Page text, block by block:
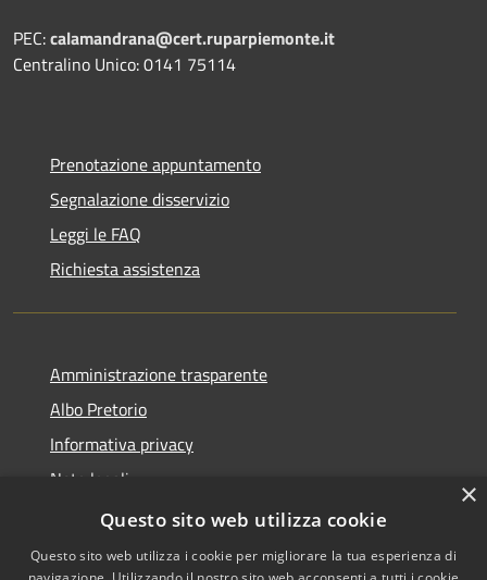
PEC:calamandrana@cert.ruparpiemonte.it
Centralino Unico: 0141 75114
Prenotazione appuntamento
Segnalazione disservizio
Leggi le FAQ
Richiesta assistenza
Amministrazione trasparente
Albo Pretorio
Informativa privacy
Note legali
Dichiarazione di accessibilità
×
Questo sito web utilizza cookie
Questo sito web utilizza i cookie per migliorare la tua esperienza di